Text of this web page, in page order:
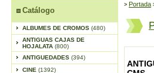
Catálogo
ALBUMES DE CROMOS (480)
ANTIGUAS CAJAS DE
HOJALATA (800)
ANTIGUEDADES (394)
CINE (1392)
> Portada